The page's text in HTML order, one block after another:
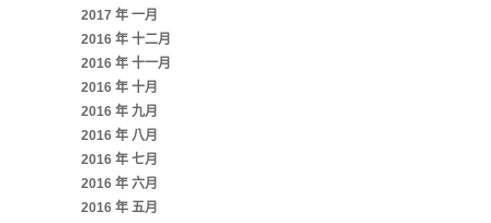
2017 年 一月
2016 年 十二月
2016 年 十一月
2016 年 十月
2016 年 九月
2016 年 八月
2016 年 七月
2016 年 六月
2016 年 五月